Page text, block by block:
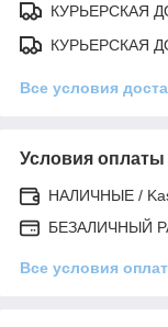
КУРЬЕРСКАЯ
КУРЬЕРСКАЯ
Все условия
Условия оплаты
НАЛИЧНЫЕ /
БЕЗАЛИЧНЫЙ
Все условия